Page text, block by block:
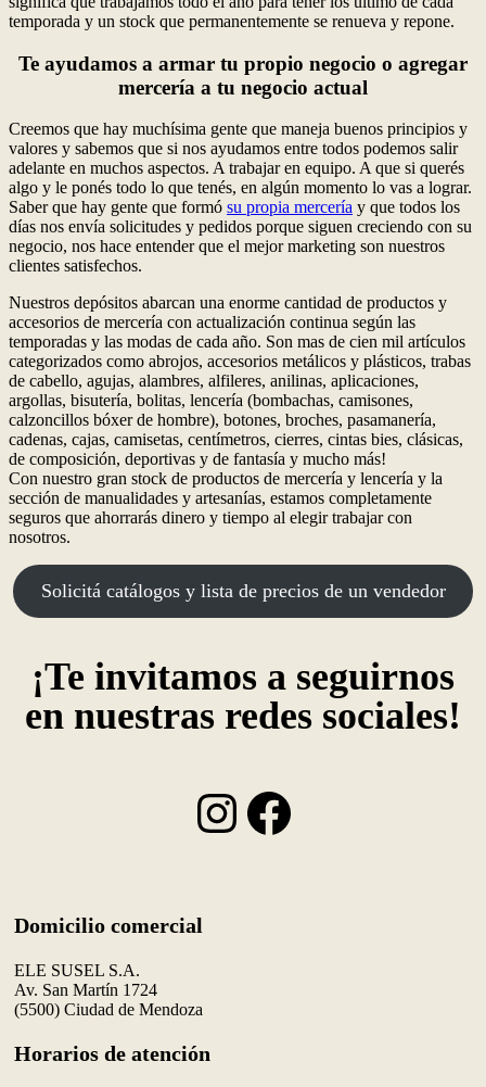
temporada y un stock que permanentemente se renueva y repone.
Te ayudamos a armar tu propio negocio o agregar
mercería a tu negocio actual
Creemos que hay muchísima gente que maneja buenos principios y
valores y sabemos que si nos ayudamos entre todos podemos salir
adelante en muchos aspectos. A trabajar en equipo. A que si querés
algo y le ponés todo lo que tenés, en algún momento lo vas a lograr.
Saber que hay gente que formó su propia mercería y que todos los
días nos envía solicitudes y pedidos porque siguen creciendo con su
negocio, nos hace entender que el mejor marketing son nuestros
clientes satisfechos.
Nuestros depósitos abarcan una enorme cantidad de productos y
accesorios de mercería con actualización continua según las
temporadas y las modas de cada año. Son mas de cien mil artículos
categorizados como abrojos, accesorios metálicos y plásticos, trabas
de cabello, agujas, alambres, alfileres, anilinas, aplicaciones,
argollas, bisutería, bolitas, lencería (bombachas, camisones,
calzoncillos bóxer de hombre), botones, broches, pasamanería,
cadenas, cajas, camisetas, centímetros, cierres, cintas bies, clásicas,
de composición, deportivas y de fantasía y mucho más!
Con nuestro gran stock de productos de mercería y lencería y la
sección de manualidades y artesanías, estamos completamente
seguros que ahorrarás dinero y tiempo al elegir trabajar con
nosotros.
Solicitá catálogos y lista de precios de un vendedor
¡Te invitamos a seguirnos
en nuestras redes sociales!
Instagram
Facebook
Domicilio comercial
ELE SUSEL S.A.
Av. San Martín 1724
(5500) Ciudad de Mendoza
Horarios de atención